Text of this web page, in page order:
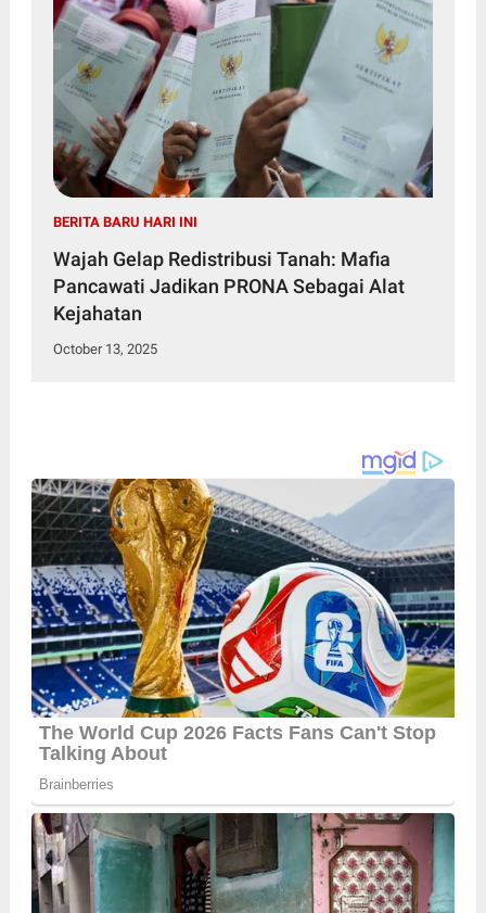
BERITA BARU HARI INI
Wajah Gelap Redistribusi Tanah: Mafia
Pancawati Jadikan PRONA Sebagai Alat
Kejahatan
October 13, 2025